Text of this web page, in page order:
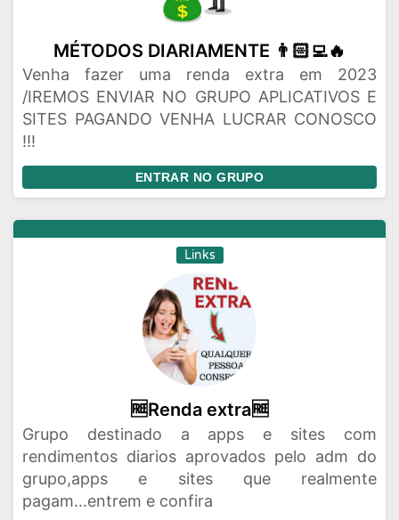
MÉTODOS DIARIAMENTE 👨🏻‍💻🔥
Venha fazer uma renda extra em 2023
/IREMOS ENVIAR NO GRUPO APLICATIVOS E
SITES PAGANDO VENHA LUCRAR CONOSCO
!!!
ENTRAR NO GRUPO
Links
🆓️Renda extra🆓️
Grupo destinado a apps e sites com
rendimentos diarios aprovados pelo adm do
grupo,apps e sites que realmente
pagam...entrem e confira